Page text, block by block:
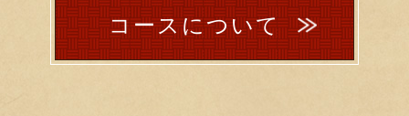
コースについて